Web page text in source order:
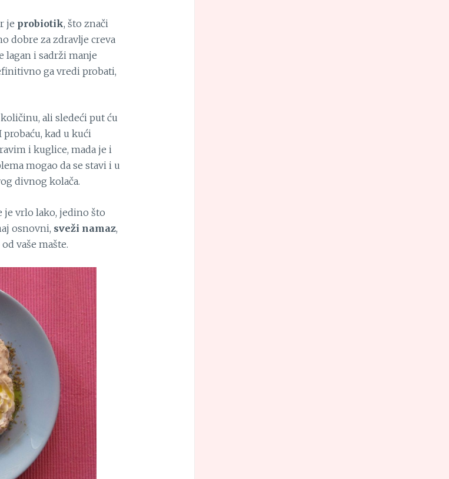
je probiotik, što znači
dobre za zdravlje creva
lagan i sadrži manje
ga vredi probati,
ali sledeći put ću
kad u kući
i kuglice, mada je i
mogao da se stavi i u
divnog kolača.
je vrlo lako, jedino što
osnovni, sveži namaz,
vaše mašte.